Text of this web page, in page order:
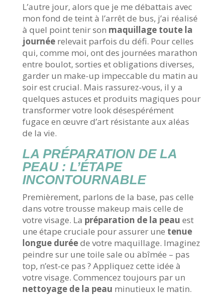
L’autre jour, alors que je me débattais avec
mon fond de teint à l’arrêt de bus, j’ai réalisé
à quel point tenir son maquillage toute la
journéerelevait parfois du défi. Pour celles
qui, comme moi, ont des journées marathon
entre boulot, sorties et obligations diverses,
garder un make-up impeccable du matin au
soir est crucial. Mais rassurez-vous, il y a
quelques astuces et produits magiques pour
transformer votre look désespérément
fugace en œuvre d’art résistante aux aléas
de la vie.
LA PRÉPARATION DE LA
PEAU : L’ÉTAPE
INCONTOURNABLE
Premièrement, parlons de la base, pas celle
dans votre trousse makeup mais celle de
votre visage. La préparation de la peau est
une étape cruciale pour assurer une tenue
longue duréede votre maquillage. Imaginez
peindre sur une toile sale ou abîmée – pas
top, n’est-ce pas ? Appliquez cette idée à
votre visage. Commencez toujours par un
nettoyage de la peau minutieux le matin.